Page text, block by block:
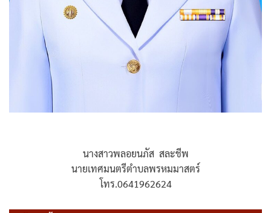
นางสาวพลอยนภัส สละชีพ
นายเทศมนตรีตำบลพรหมมาสตร์
โทร.0641962624